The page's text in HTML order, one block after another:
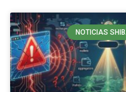
NOTICIAS